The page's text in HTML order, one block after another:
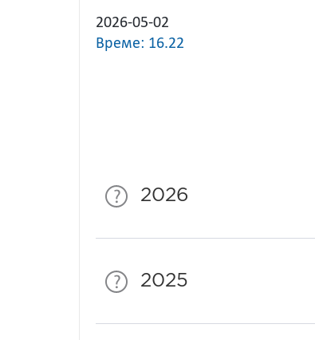
2026-05-02
Време: 16.22
2026
2025